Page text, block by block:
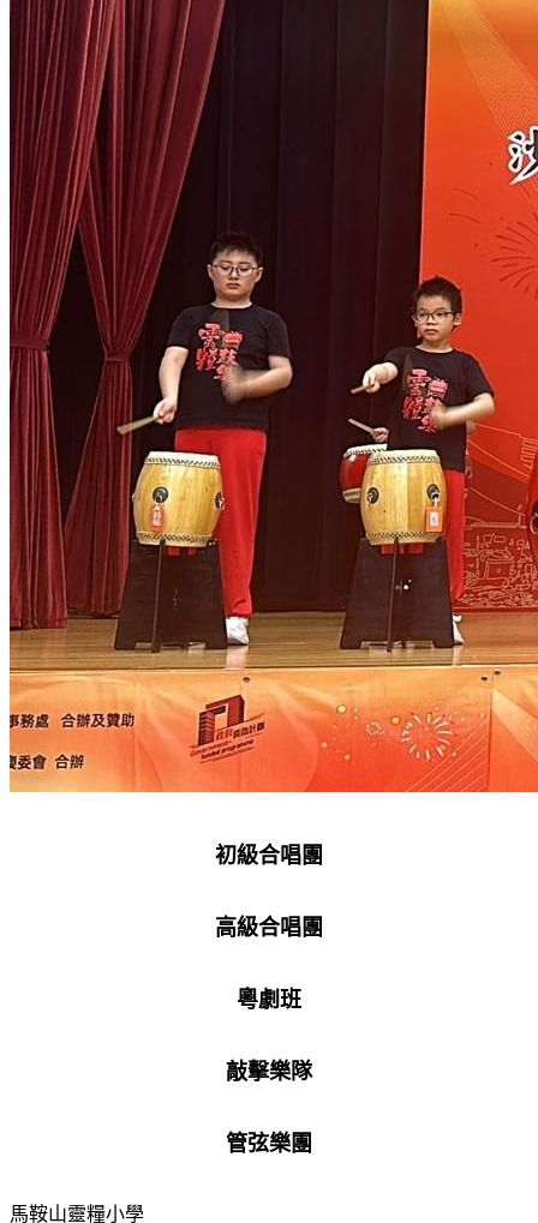
初級合唱團
高級合唱團
粵劇班
敲擊樂隊
管弦樂團
馬鞍山靈糧小學